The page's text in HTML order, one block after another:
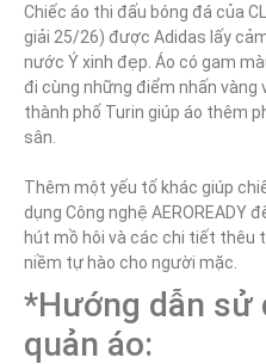
Chiếc áo thi đấu bóng đá của
giải 25/26) được Adidas lấy
nước Ý xinh đẹp. Áo có gam
đi cùng những điểm nhấn
thành phố Turin giúp áo thêm
sân.
Thêm một yếu tố khác giúp
dụng Công nghệ AEROREADY
hút mồ hôi và các chi tiết thêu
*Hướng dẫn sử
quản áo: